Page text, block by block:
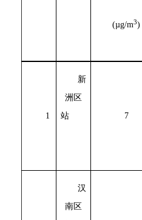
(µg/m3)
1
新
洲区
站
7
汉
南区